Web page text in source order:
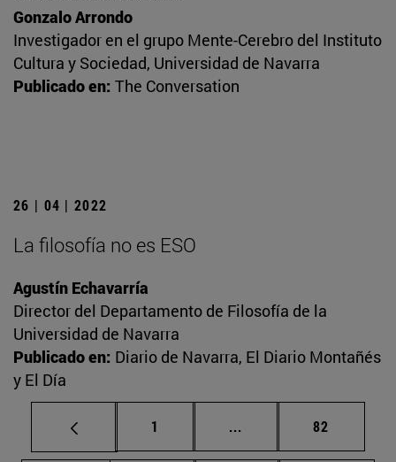
Gonzalo Arrondo
Investigador en el grupo Mente-Cerebro del Instituto
Cultura y Sociedad, Universidad de Navarra
Publicado en: The Conversation
26 | 04 | 2022
La filosofía no es ESO
Agustín Echavarría
Director del Departamento de Filosofía de la
Universidad de Navarra
Publicado en: Diario de Navarra, El Diario Montañés
y El Día
Página
1 ... Páginas intermedias
Página
82